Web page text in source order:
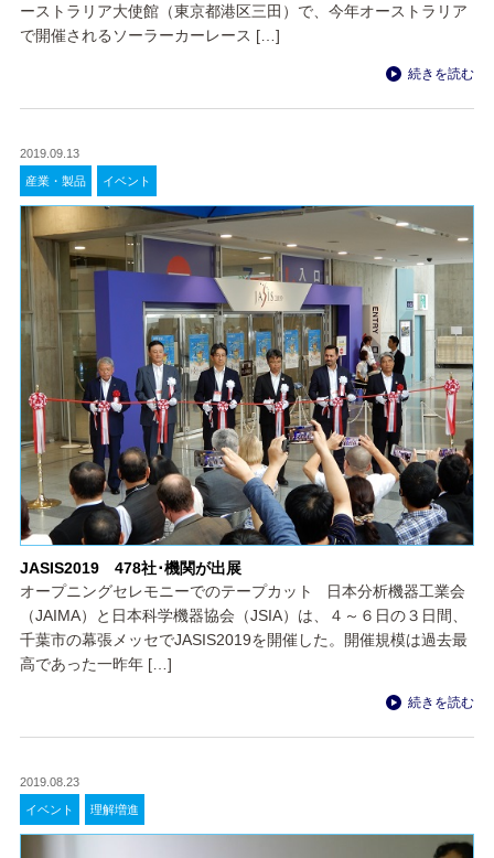
ーストラリア大使館（東京都港区三田）で、今年オーストラリア
で開催されるソーラーカーレース […]
続きを読む
2019.09.13
産業・製品 イベント
JASIS2019 478社･機関が出展
オープニングセレモニーでのテープカット 日本分析機器工業会
（JAIMA）と日本科学機器協会（JSIA）は、４～６日の３日間、
千葉市の幕張メッセでJASIS2019を開催した。開催規模は過去最
高であった一昨年 […]
続きを読む
2019.08.23
イベント 理解増進